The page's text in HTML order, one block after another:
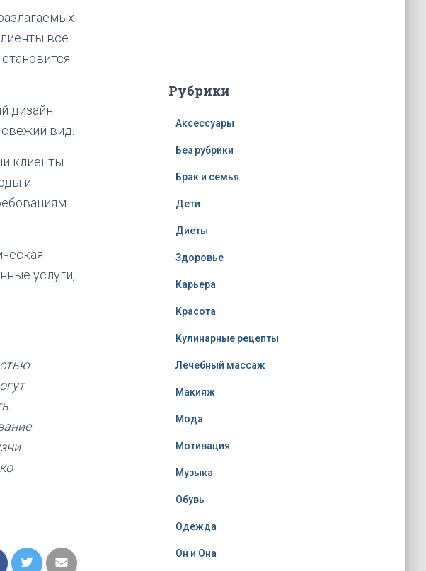
всё
дизайн.
вид.
клиенты
и
услуги,
Рубрики
Аксессуары
Без рубрики
Брак и семья
Дети
Диеты
Здоровье
Карьера
Красота
Кулинарные рецепты
Лечебный массаж
Макияж
Мода
Мотивация
Музыка
Обувь
Одежда
Он и Она